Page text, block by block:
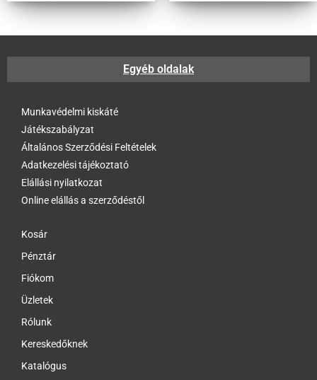
Egyéb oldalak
Munkavédelmi kiskáté
Játékszabályzat
Általános Szerződési Feltételek
Adatkezelési tájékoztató
Elállási nyilatkozat
Online elállás a szerződéstől
Kosár
Pénztár
Fiókom
Üzletek
Rólunk
Kereskedőknek
Katalógus